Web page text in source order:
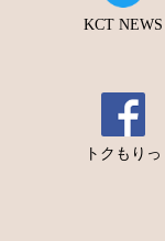
KCT NEWS
トクもりっ